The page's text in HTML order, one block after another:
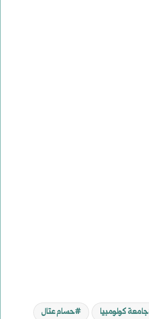
جامعة كولومبيا حسام عتال